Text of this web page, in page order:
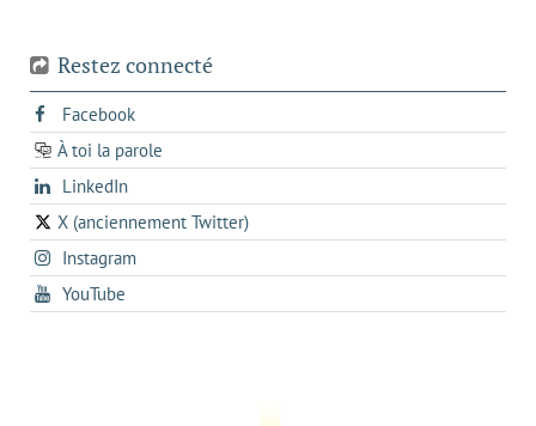
Restez connecté
Facebooks'ouvre
dans
un
onglet
À toi la parole
opens
in
a
new
tab
LinkedInopens
in
a
new
X (anciennement Twitter)
s'ouvre
dans
un
nouvel
Instagrams'ouvre
dans
un
YouTube
dans